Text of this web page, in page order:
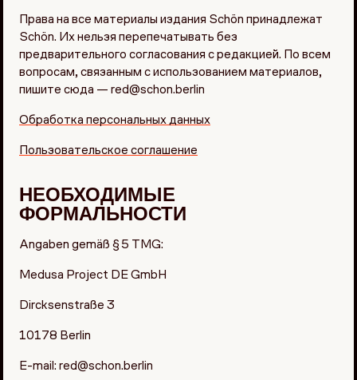
Права на все материалы издания Schön принадлежат
Schön. Их нельзя перепечатывать без
предварительного согласования с редакцией. По всем
вопросам, связанным с использованием материалов,
пишите сюда — red@schon.berlin
Обработка персональных данных
Пользовательское соглашение
НЕОБХОДИМЫЕ
ФОРМАЛЬНОСТИ
Angaben gemäß § 5 TMG:
Medusa Project DE GmbH
Dircksenstraße 3
10178 Berlin
E-mail: red@schon.berlin